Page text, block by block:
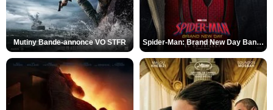
Mutiny Bande-annonce VO STFR Spider-Man: Brand New Day Bande-annonce VO STFR